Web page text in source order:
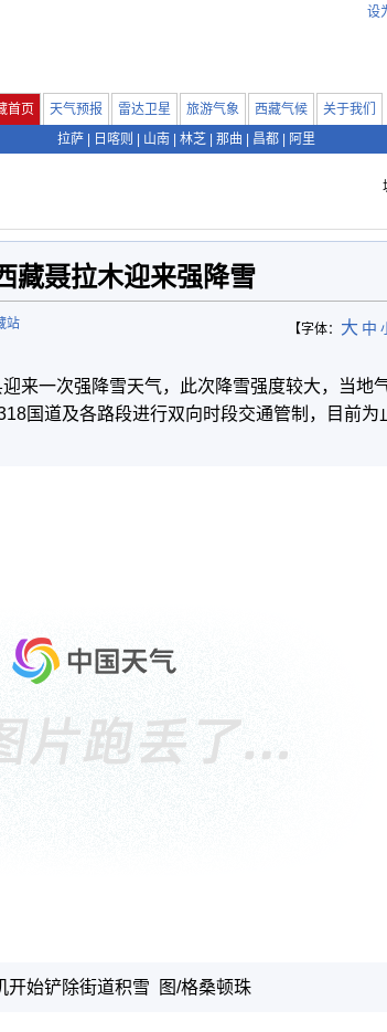
设
首页 天气预报 雷达卫星 旅游气象 西藏气候
关于我们
拉萨
日喀则 山南 林芝 那曲 昌都 阿里
藏聂拉木迎来强降雪
【字体： 大 中
站
来一次强降雪天气，此次降雪强度较大，当地
国道及各路段进行双向时段交通管制，目前为
开始铲除街道积雪 图/格桑顿珠